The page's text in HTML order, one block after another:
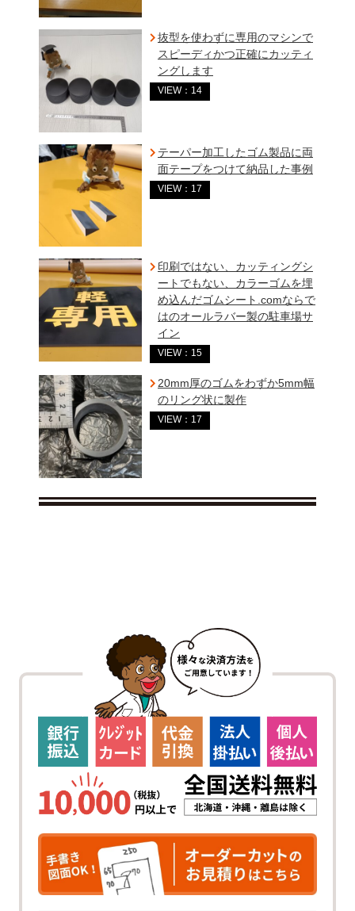
抜型を使わずに専用のマシンで
スピーディかつ正確にカッティ
ングします
VIEW：14
テーパー加工したゴム製品に両
面テープをつけて納品した事例
VIEW：17
印刷ではない、カッティングシ
ートでもない、カラーゴムを埋
め込んだゴムシート.comならで
はのオールラバー製の駐車場サ
イン
VIEW：15
20mm厚のゴムをわずか5mm幅
のリング状に製作
VIEW：17